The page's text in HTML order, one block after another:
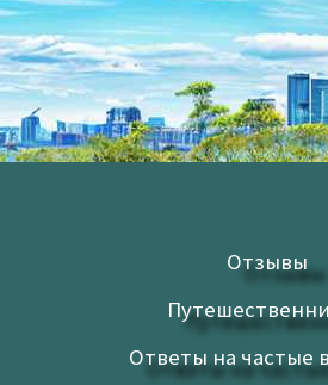
Upload up to 3 images or videos
Сохранить моё имя, email и адрес
браузере для последующих моих
Отзывы
Ответы на частые